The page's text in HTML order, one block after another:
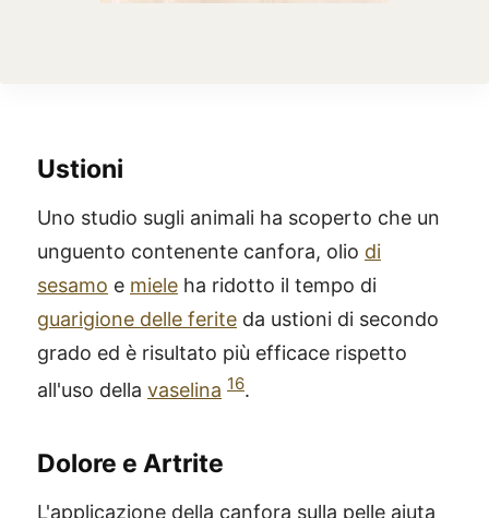
Ustioni
Uno studio sugli animali ha scoperto che un
unguento contenente canfora, olio di
sesamo e miele ha ridotto il tempo di
guarigione delle ferite da ustioni di secondo
grado ed è risultato più efficace rispetto
all'uso della vaselina 16.
Dolore e Artrite
L'applicazione della canfora sulla pelle aiuta